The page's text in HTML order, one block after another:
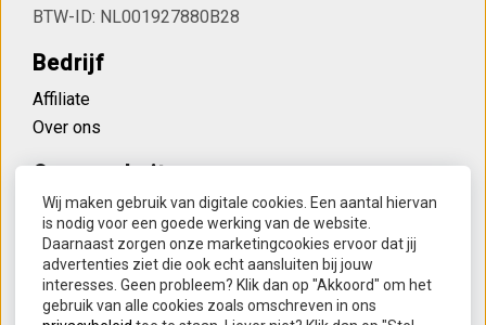
BTW-ID: NL001927880B28
Bedrijf
Affiliate
Over ons
Onze websites
Computerwijs
Houvast bij dementie
Lettertreintjes
SmartwatchOnline
Wij maken gebruik van digitale cookies. Een aantal hiervan
is nodig voor een goede werking van de website.
Daarnaast zorgen onze marketingcookies ervoor dat jij
advertenties ziet die ook echt aansluiten bij jouw
interesses. Geen probleem? Klik dan op "Akkoord" om het
gebruik van alle cookies zoals omschreven in ons